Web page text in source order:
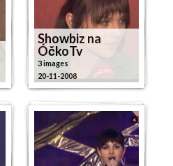
Showbiz na
ÓčkoTv
3 images
20-11-2008